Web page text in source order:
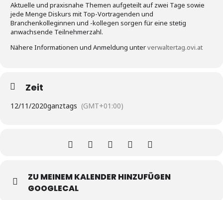
Aktuelle und praxisnahe Themen aufgeteilt auf zwei Tage sowie
jede Menge Diskurs mit Top-Vortragenden und
Branchenkolleginnen und -kollegen sorgen für eine stetig
anwachsende Teilnehmerzahl.
Nähere Informationen und Anmeldung unterverwaltertag.ovi.at
Zeit
12/11/2020ganztags (GMT+01:00)
ZU MEINEM KALENDER HINZUFÜGEN
GOOGLECAL